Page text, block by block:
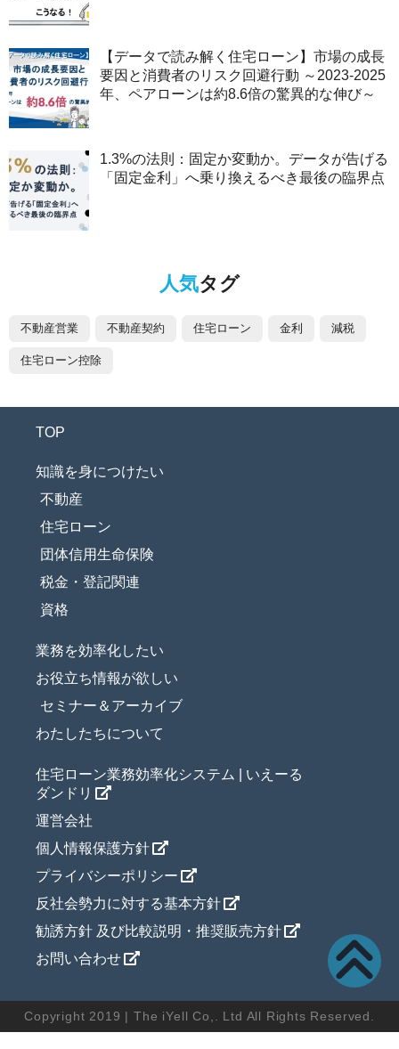
【データで読み解く住宅ローン】市場の成長
要因と消費者のリスク回避行動 ～2023-2025
年、ペアローンは約8.6倍の驚異的な伸び～
1.3%の法則：固定か変動か。データが告げる
「固定金利」へ乗り換えるべき最後の臨界点
人気タグ
不動産営業 不動産契約 住宅ローン 金利 減税
住宅ローン控除
TOP
知識を身につけたい
不動産
住宅ローン
団体信用生命保険
税金・登記関連
資格
業務を効率化したい
お役立ち情報が欲しい
セミナー＆アーカイブ
わたしたちについて
住宅ローン業務効率化システム | いえーる
ダンドリ
運営会社
個人情報保護方針
プライバシーポリシー
反社会勢力に対する基本方針
勧誘方針 及び比較説明・推奨販売方針
お問い合わせ
Copyright 2019 | The iYell Co,. Ltd All Rights Reserved.